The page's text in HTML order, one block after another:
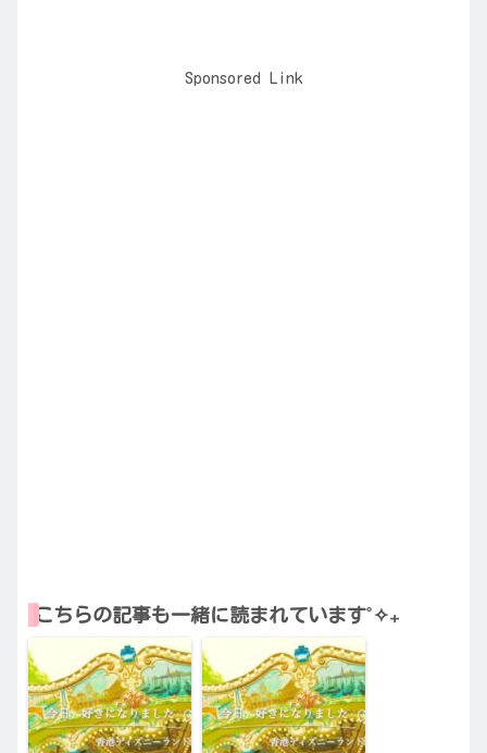
Sponsored Link
こちらの記事も一緒に読まれています˚✧₊